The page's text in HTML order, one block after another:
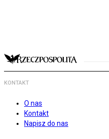
KONTAKT
O nas
Kontakt
Napisz do nas